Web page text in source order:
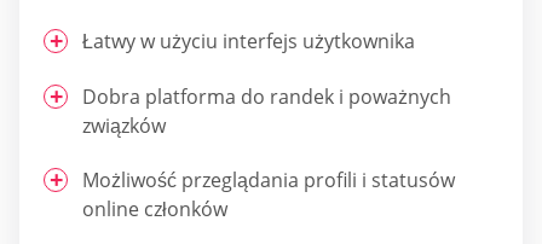
Łatwy w użyciu interfejs użytkownika
Dobra platforma do randek i poważnych
związków
Możliwość przeglądania profili i statusów
online członków